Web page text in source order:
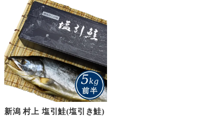
新潟 村上 塩引鮭(塩引き鮭)